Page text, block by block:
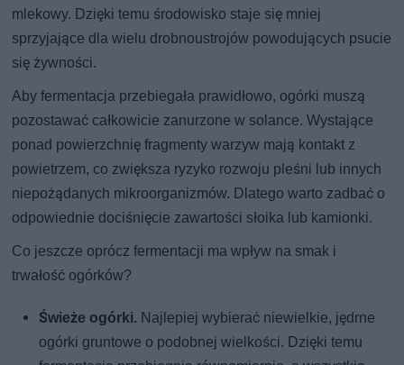
mlekowy. Dzięki temu środowisko staje się mniej
sprzyjające dla wielu drobnoustrojów powodujących psucie
się żywności.
Aby fermentacja przebiegała prawidłowo, ogórki muszą
pozostawać całkowicie zanurzone w solance. Wystające
ponad powierzchnię fragmenty warzyw mają kontakt z
powietrzem, co zwiększa ryzyko rozwoju pleśni lub innych
niepożądanych mikroorganizmów. Dlatego warto zadbać o
odpowiednie dociśnięcie zawartości słoika lub kamionki.
Co jeszcze oprócz fermentacji ma wpływ na smak i
trwałość ogórków?
Świeże ogórki. Najlepiej wybierać niewielkie, jędrne
ogórki gruntowe o podobnej wielkości. Dzięki temu